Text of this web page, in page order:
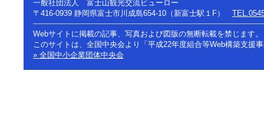
一般社団法人 富士山観光交流ビューロー
〒416-0939 静岡県富士市川成島654-10（新富士駅１F）
Webサイトに掲載の記事、写真および図版の無断転載を禁じます。
このサイトは、全国中央会より「平成22年度組合等Web構築支援
» 全国中小企業団体中央会